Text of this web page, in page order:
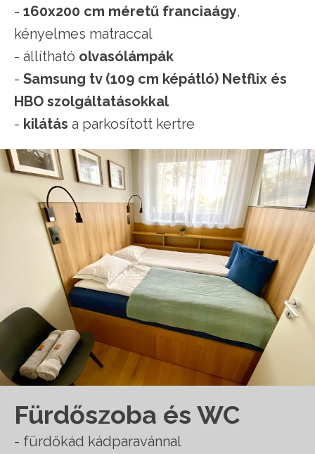
- 160x200 cm méretű franciaágy,
kényelmes matraccal
- állítható olvasólámpák
- Samsung tv (109 cm képátló) Netflix és
HBO szolgáltatásokkal
- kilátás a parkosított kertre
Fürdőszoba és WC
- fürdőkád kádparavánnal